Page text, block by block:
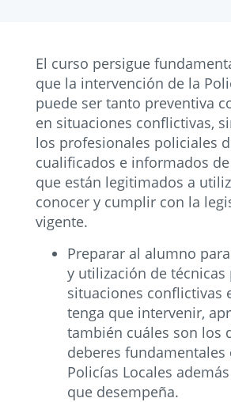
El curso persigue
que la intervención de la
puede ser tanto preventiva
en situaciones conflictivas,
los profesionales policiales
cualificados e informados
que están legitimados a
conocer y cumplir con la
vigente.
Preparar al alumno
y utilización de técnicas
situaciones conflictivas
tenga que intervenir,
también cuáles son los
deberes fundamentales
Policías Locales
que desempeña.